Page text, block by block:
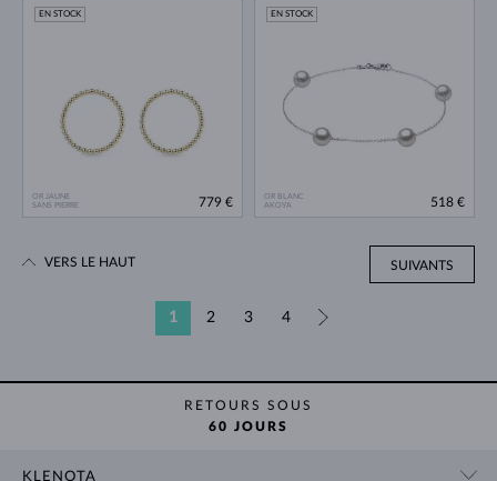
OR JAUNE
SANS PIERRE
EN STOCK
779 €
OR BLANC
AKOYA
EN STOCK
518 €
SUIVANTS
1 2 3 4
VERS LE HAUT
RETOURS SOUS
60 JOURS
KLENOTA